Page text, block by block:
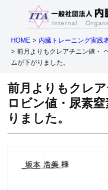
HOME > 内臓トレーニング実践
>前月よりもクレアチニン値・
ムが下がりました。
前月よりもクレ
ロビン値・尿素
りました。